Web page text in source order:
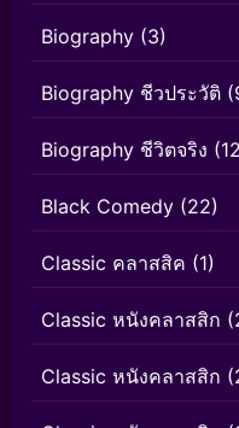
Biography (3)
Biography ชีวประวัติ
Biography ชีวิตจริง
Black Comedy (22)
Classic คลาสสิค (1)
Classic หนังคลาสสิก
Classic หนังคลาสสิก